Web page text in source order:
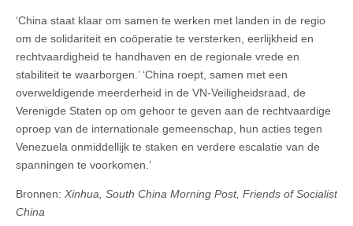
‘China staat klaar om samen te werken met landen in de regio
om de solidariteit en coöperatie te versterken, eerlijkheid en
rechtvaardigheid te handhaven en de regionale vrede en
stabiliteit te waarborgen.’ ‘China roept, samen met een
overweldigende meerderheid in de VN-Veiligheidsraad, de
Verenigde Staten op om gehoor te geven aan de rechtvaardige
oproep van de internationale gemeenschap, hun acties tegen
Venezuela onmiddellijk te staken en verdere escalatie van de
spanningen te voorkomen.’
Bronnen: Xinhua, South China Morning Post, Friends of Socialist
China